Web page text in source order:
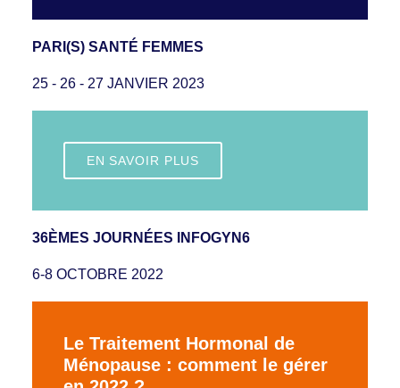
PARI(S) SANTÉ FEMMES
25 - 26 - 27 JANVIER 2023
EN SAVOIR PLUS
36ÈMES JOURNÉES INFOGYN6
6-8 OCTOBRE 2022
Le Traitement Hormonal de
Ménopause : comment le gérer